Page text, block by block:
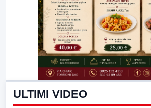
ULTIMI VIDEO